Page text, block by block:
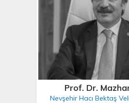
Prof. Dr.
Nevşehir Hacı Bektaş